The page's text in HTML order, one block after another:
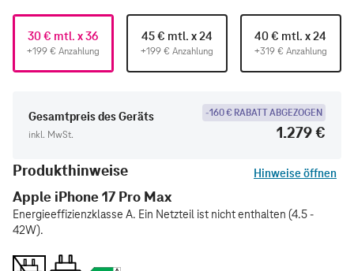
30 € mtl. x 36
+199 € Anzahlung
45 € mtl. x 24
+199 € Anzahlung
40 € mtl. x 24
+319 € Anzahlung
Gesamtpreis des Geräts
inkl. MwSt.
-160 € RABATT ABGEZOGEN
1.279 €
Produkthinweise
Hinweise öffnen
Apple iPhone 17 Pro Max
Energieeffizienzklasse A. Ein Netzteil ist nicht enthalten (4.5 -
42W).